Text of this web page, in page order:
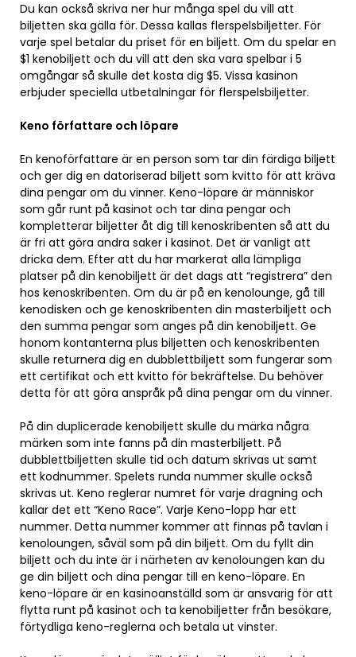
Du kan också skriva ner hur många spel du vill att
biljetten ska gälla för. Dessa kallas flerspelsbiljetter. För
varje spel betalar du priset för en biljett. Om du spelar en
$1 kenobiljett och du vill att den ska vara spelbar i 5
omgångar så skulle det kosta dig $5. Vissa kasinon
erbjuder speciella utbetalningar för flerspelsbiljetter.
Keno författare och löpare
En kenoförfattare är en person som tar din färdiga biljett
och ger dig en datoriserad biljett som kvitto för att kräva
dina pengar om du vinner. Keno-löpare är människor
som går runt på kasinot och tar dina pengar och
kompletterar biljetter åt dig till kenoskribenten så att du
är fri att göra andra saker i kasinot. Det är vanligt att
dricka dem. Efter att du har markerat alla lämpliga
platser på din kenobiljett är det dags att “registrera” den
hos kenoskribenten. Om du är på en kenolounge, gå till
kenodisken och ge kenoskribenten din masterbiljett och
den summa pengar som anges på din kenobiljett. Ge
honom kontanterna plus biljetten och kenoskribenten
skulle returnera dig en dubblettbiljett som fungerar som
ett certifikat och ett kvitto för bekräftelse. Du behöver
detta för att göra anspråk på dina pengar om du vinner.
På din duplicerade kenobiljett skulle du märka några
märken som inte fanns på din masterbiljett. På
dubblettbiljetten skulle tid och datum skrivas ut samt
ett kodnummer. Spelets runda nummer skulle också
skrivas ut. Keno reglerar numret för varje dragning och
kallar det ett “Keno Race”. Varje Keno-lopp har ett
nummer. Detta nummer kommer att finnas på tavlan i
kenoloungen, såväl som på din biljett. Om du fyllt din
biljett och du inte är i närheten av kenoloungen kan du
ge din biljett och dina pengar till en keno-löpare. En
keno-löpare är en kasinoanställd som är ansvarig för att
flytta runt på kasinot och ta kenobiljetter från besökare,
förtydliga keno-reglerna och betala ut vinster.